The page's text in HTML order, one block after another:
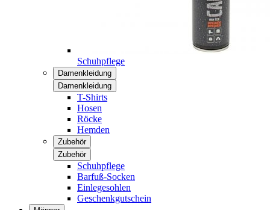
Schuhpflege
Damenkleidung
Damenkleidung
T-Shirts
Hosen
Röcke
Hemden
Zubehör
Zubehör
Schuhpflege
Barfuß-Socken
Einlegesohlen
Geschenkgutschein